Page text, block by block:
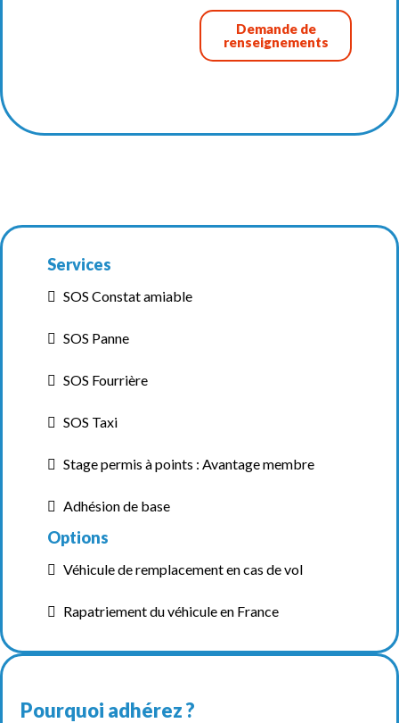
Demande de
renseignements
Services
SOS Constat amiable
SOS Panne
SOS Fourrière
SOS Taxi
Stage permis à points : Avantage membre
Adhésion de base
Options
Véhicule de remplacement en cas de vol
Rapatriement du véhicule en France
Pourquoi adhérez ?